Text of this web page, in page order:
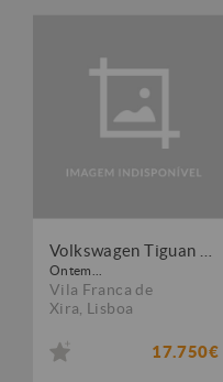
Ontem...
Vila Franca de
Xira Lisboa
17.750€